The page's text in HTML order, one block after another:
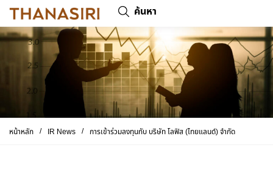
ค้นหา
หน้าหลัก / IR News / การเข้าร่วมลงทุนกับ บริษัท โลฟิส (ไทยแลนด์) จำกัด